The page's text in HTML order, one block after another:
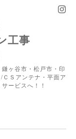
工事
ヶ谷市・松戸市・印
Ｓアンテナ・平面ア
ービスへ！！